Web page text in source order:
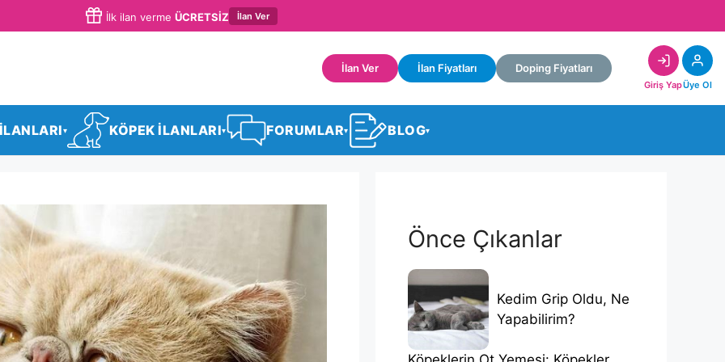
İlk ilan verme ÜCRETSİZ İlan Ver
İlan Ver İlan Fiyatları Doping Fiyatları
Giriş YapÜye Ol
▾ KÖPEK İLANLARI▾ FORUMLAR▾ BLOG▾
Önce Çıkanlar
Kedim Grip Oldu, Ne
Yapabilirim?